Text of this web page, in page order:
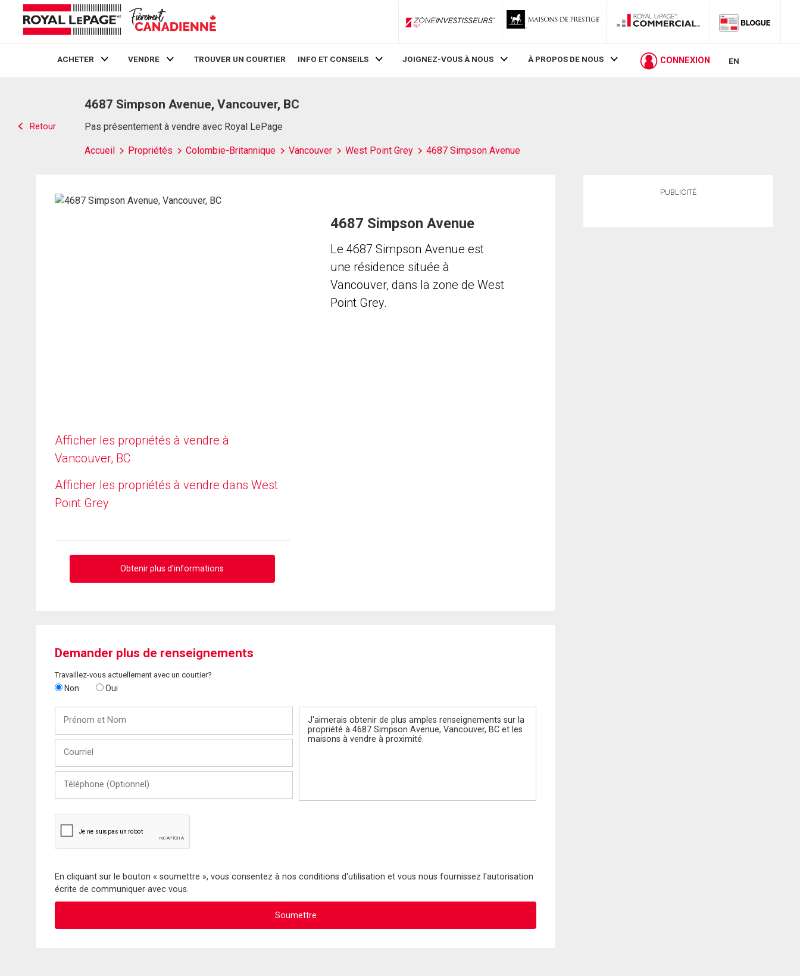
ZoneInvestisseurs RLP
ACHETER VENDRE TROUVER UN COURTIER INFO ET CONSEILS JOIGNEZ-VOUS À NOUS À PROPOS DE NOUS CONNEXION EN
Retour
4687 Simpson Avenue, Vancouver, BC
Pas présentement à vendre avec Royal LePage
Accueil Propriétés Colombie-Britannique Vancouver West Point Grey 4687 Simpson Avenue
Afficher les propriétés à vendre à
Vancouver, BC
Afficher les propriétés à vendre dans West
Point Grey
Obtenir plus d'informations
4687 Simpson Avenue
Le 4687 Simpson Avenue est
une résidence située à
Vancouver, dans la zone de West
Point Grey.
Demander plus de renseignements
Travaillez-vous actuellement avec un courtier?
Non Oui
Nom
(Optionnel)
En cliquant sur le bouton « soumettre », vous consentez à nos conditions d'utilisation et vous nous fournissez l'autorisation
écrite de communiquer avec vous.
PUBLICITÉ